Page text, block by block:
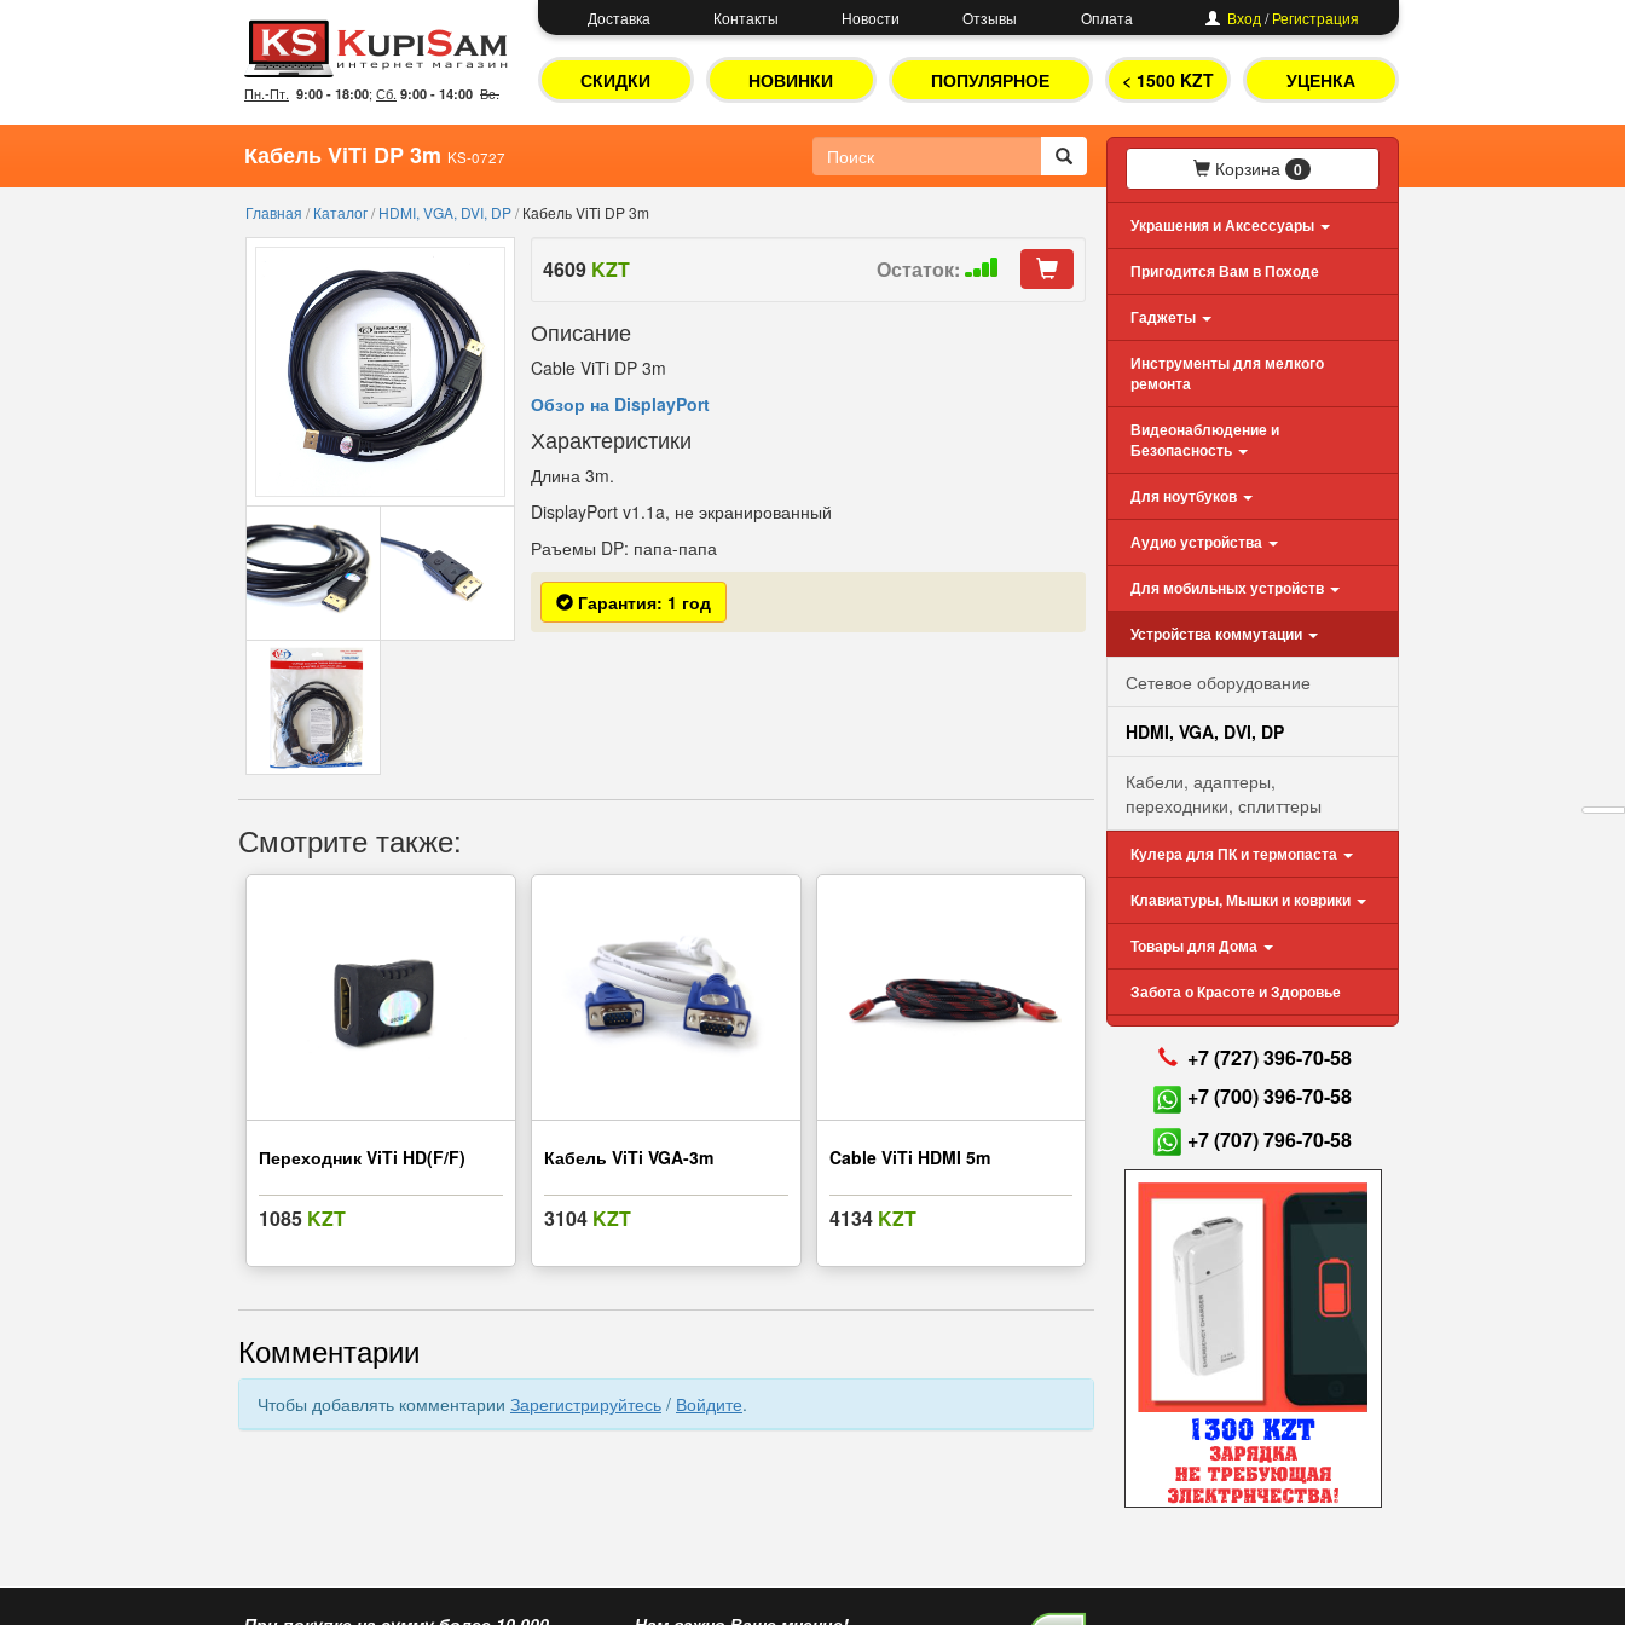
Пн.-Пт. 9:00 - 18:00; Сб. 9:00 - 14:00 Вс.
Доставка Контакты Новости Отзывы Оплата Вход /Регистрация
СКИДКИ НОВИНКИ ПОПУЛЯРНОЕ < 1500 KZT УЦЕНКА
Главная /Каталог/HDMI, VGA, DVI, DP/Кабель ViTi DP 3m
Кабель ViTi DP 3m KS-0727
4609 KZT Остаток:
Описание
Cable ViTi DP 3m
Обзор на DisplayPort
Характеристики
Длина 3m.
DisplayPort v1.1a, не экранированный
Раъемы DP: папа-папа
Гарантия: 1 год
Смотрите также:
Переходник ViTi HD(F/F)
1085 KZT
Кабель ViTi VGA-3m
3104 KZT
Cable ViTi HDMI 5m
4134 KZT
Комментарии
Чтобы добавлять комментарии Зарегистрируйтесь / Войдите.
Корзина 0
Украшения и Аксессуары
Пригодится Вам в Походе
Гаджеты
Инструменты для мелкого
ремонта
Видеонаблюдение и
Безопасность
Для ноутбуков
Аудио устройства
Для мобильных устройств
Устройства коммутации
Сетевое оборудование
HDMI, VGA, DVI, DP
Кабели, адаптеры,
переходники, сплиттеры
Кулера для ПК и термопаста
Клавиатуры, Мышки и коврики
Товары для Дома
Забота о Красоте и Здоровье
+7 (727) 396-70-58
+7 (700) 396-70-58
+7 (707) 796-70-58